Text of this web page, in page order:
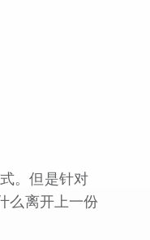
。但是针对
么离开上一份